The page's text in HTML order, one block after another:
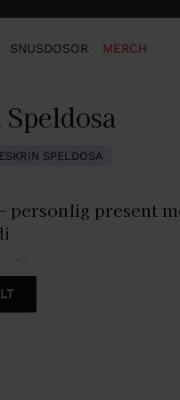
SNUSDOSOR MERCH
SPELDOSA
personlig present
med personlig
eller andra